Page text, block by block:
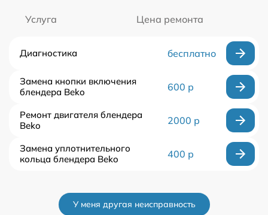
Услуга Цена ремонта
Диагностика бесплатно
Замена кнопки включения
блендера Beko
600 р
Ремонт двигателя блендера
Beko
2000 р
Замена уплотнительного
кольца блендера Beko
400 р
У меня другая неисправность